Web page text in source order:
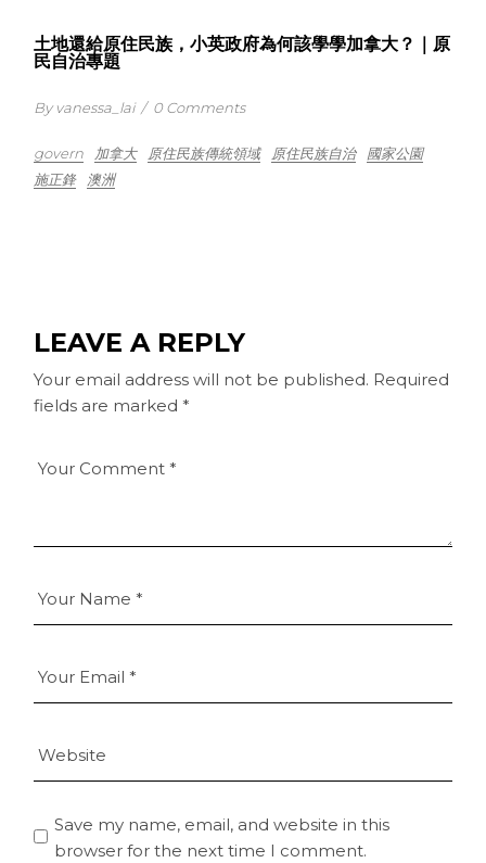
土地還給原住民族，小英政府為何該學學加拿大？｜原
民自治專題
By vanessa_lai / 0 Comments
govern 加拿大 原住民族傳統領域 原住民族自治
國家公園
施正鋒
澳洲
LEAVE A REPLY
Your email address will not be published. Required
fields are marked *
Save my name, email, and website in this
browser for the next time I comment.